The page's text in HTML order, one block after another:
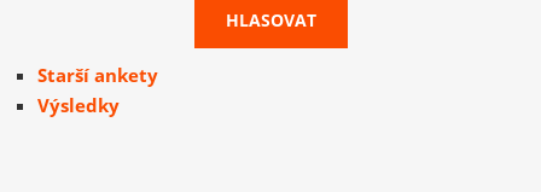
Starší ankety
Výsledky